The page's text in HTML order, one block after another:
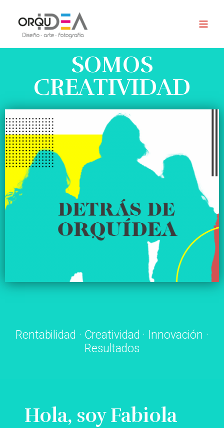
SOMOS
CREATIVIDAD
Rentabilidad · Creatividad · Innovación ·
Resultados
Hola, soy Fabiola